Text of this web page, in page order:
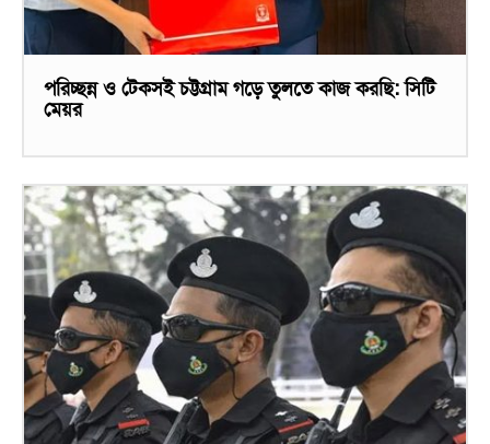
পরিচ্ছন্ন ও টেকসই চট্টগ্রাম গড়ে তুলতে কাজ করছি: সিটি
মেয়র